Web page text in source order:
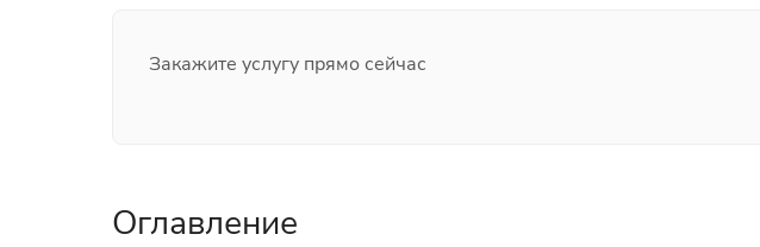
Закажите услугу прямо сейчас
Оглавление